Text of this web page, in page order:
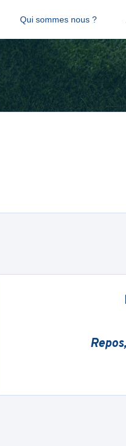
Qui sommes nous ?